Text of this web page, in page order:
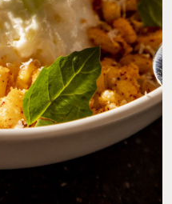
CRUJIENTES. FOTO: CORTESÍA